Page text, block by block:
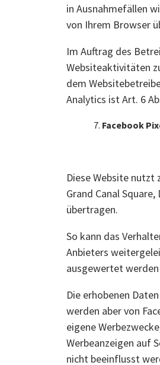
in Ausnahmefällen
von Ihrem Browser
Im Auftrag des
Websiteaktivitäten
dem
Analytics ist Art. 6
Facebook
Diese Website nutzt
Grand Canal
übertragen.
So kann das
Anbieters
ausgewertet
Die erhobenen
werden aber von
eigene
Werbeanzeigen auf
nicht beeinflusst